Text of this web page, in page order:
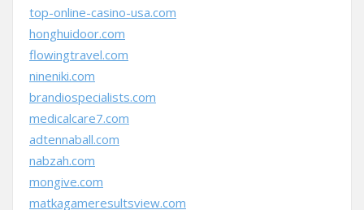
top-online-casino-usa.com
honghuidoor.com
flowingtravel.com
nineniki.com
brandiospecialists.com
medicalcare7.com
adtennaball.com
nabzah.com
mongive.com
matkagameresultsview.com